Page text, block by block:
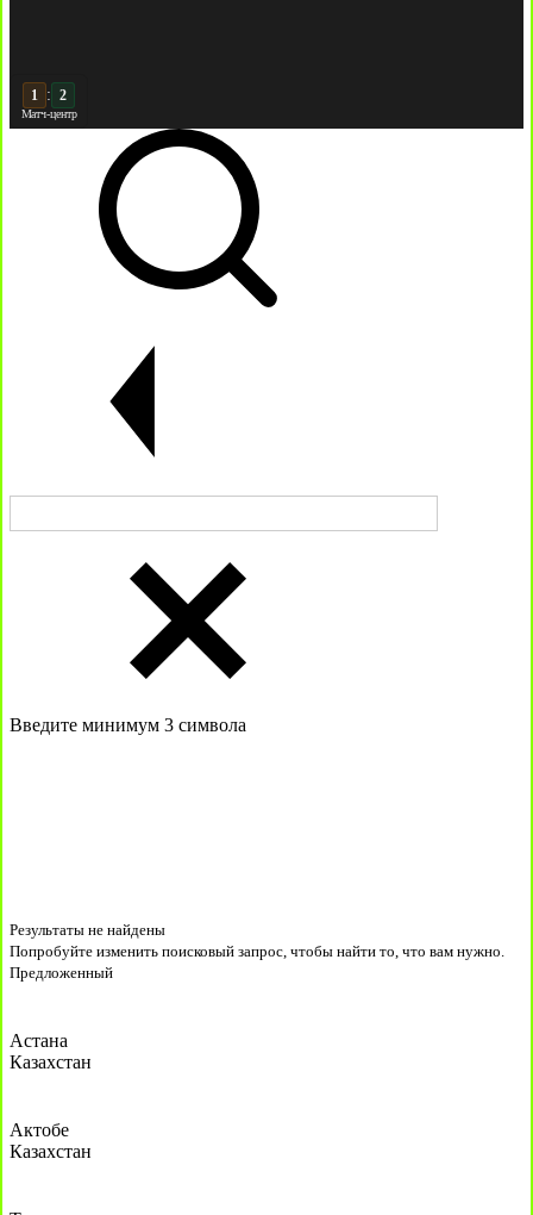
2 : 2
Матч-центр
Введите минимум 3 символа
Результаты не найдены
Попробуйте изменить поисковый запрос, чтобы найти то, что вам нужно.
Предложенный
Астана
Казахстан
Актобе
Казахстан